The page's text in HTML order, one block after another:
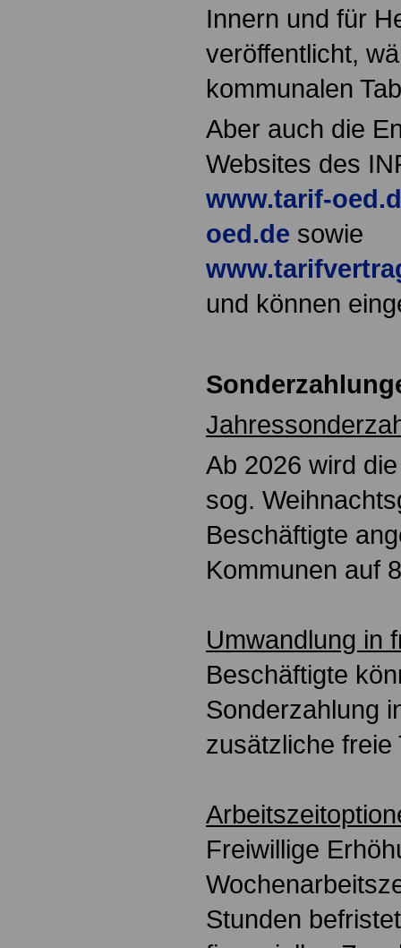
Innern und für
veröffentlicht,
kommunalen
Aber auch die
Websites des
www.tarif-
oed.de sowie
und können
Ab 2026 wird
sog.
Beschäftigte
Kommunen auf
Umwandlung in
Beschäftigte
Sonderzahlung
zusätzliche freie
Freiwillige
Stunden